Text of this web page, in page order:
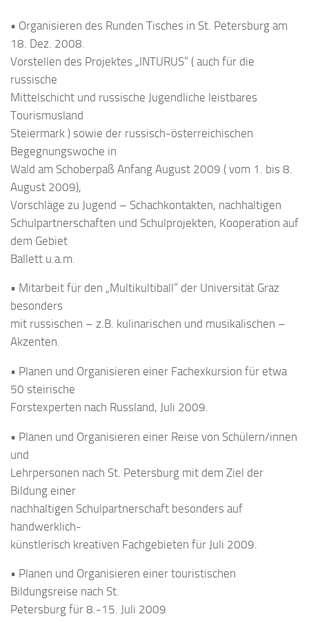
• Organisieren des Runden Tisches in St. Petersburg am
18. Dez. 2008.
Vorstellen des Projektes „INTURUS“ ( auch für die
russische
Mittelschicht und russische Jugendliche leistbares
Tourismusland
Steiermark ) sowie der russisch-österreichischen
Begegnungswoche in
Wald am Schoberpaß Anfang August 2009 ( vom 1. bis 8.
August 2009),
Vorschläge zu Jugend – Schachkontakten, nachhaltigen
Schulpartnerschaften und Schulprojekten, Kooperation auf
dem Gebiet
Ballett u.a.m.
• Mitarbeit für den „Multikultiball“ der Universität Graz
besonders
mit russischen – z.B. kulinarischen und musikalischen –
Akzenten.
• Planen und Organisieren einer Fachexkursion für etwa
50 steirische
Forstexperten nach Russland, Juli 2009.
• Planen und Organisieren einer Reise von Schülern/innen
und
Lehrpersonen nach St. Petersburg mit dem Ziel der
Bildung einer
nachhaltigen Schulpartnerschaft besonders auf
handwerklich-
künstlerisch kreativen Fachgebieten für Juli 2009.
• Planen und Organisieren einer touristischen
Bildungsreise nach St.
Petersburg für 8.-15. Juli 2009